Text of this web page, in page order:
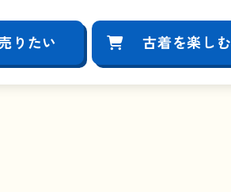
りたい 古着を楽しむ